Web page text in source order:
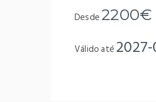
Desde2200€
Válido até